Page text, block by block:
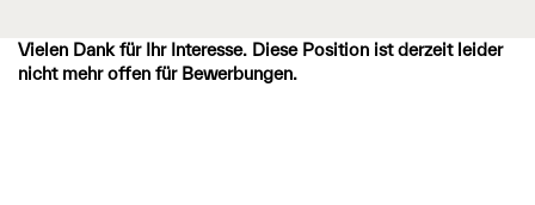
Vielen Dank für Ihr Interesse. Diese Position ist derzeit leider
nicht mehr offen für Bewerbungen.